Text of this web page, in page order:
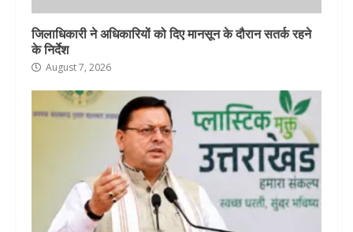
जिलाधिकारी ने अधिकारियों को दिए मानसून के दौरान सतर्क रहने
के निर्देश
August 7, 2026